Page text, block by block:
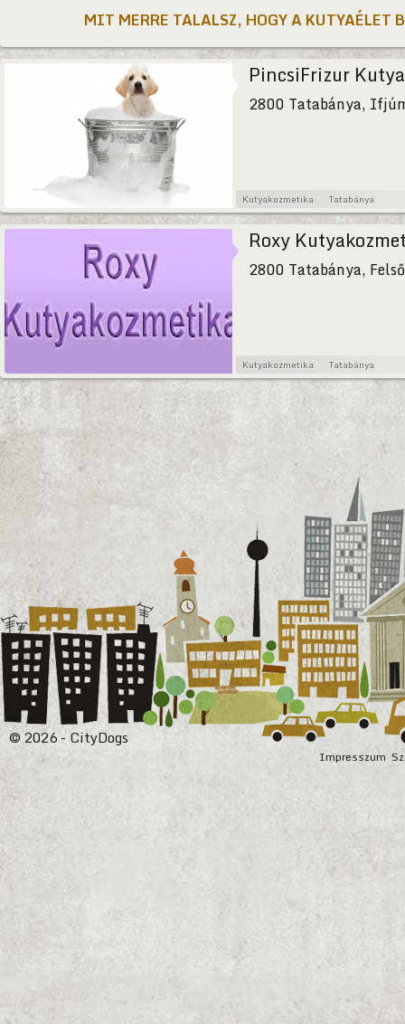
MIT MERRE TALALSZ, HOGY A KUTYAÉLET
PincsiFrizur
2800 Tatabánya,
Kutyakozmetika Tatabánya
Roxy
2800 Tatabánya,
Kutyakozmetika Tatabánya
Impresszum
© 2026 - CityDogs